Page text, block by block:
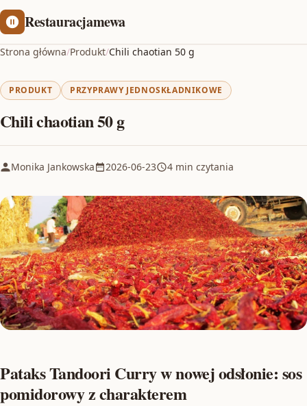
Restauracjamewa
Strona główna/Produkt/Chili chaotian 50 g
PRODUKT PRZYPRAWY JEDNOSKŁADNIKOWE
Chili chaotian 50 g
Monika Jankowska 2026-06-23 4 min czytania
Pataks Tandoori Curry w nowej odsłonie: sos
pomidorowy z charakterem